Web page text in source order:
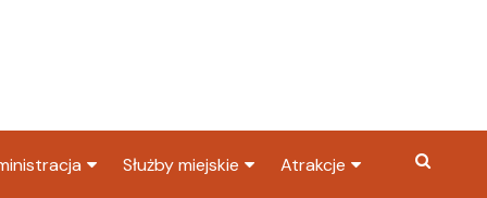
Służby miejskie Atrakcje